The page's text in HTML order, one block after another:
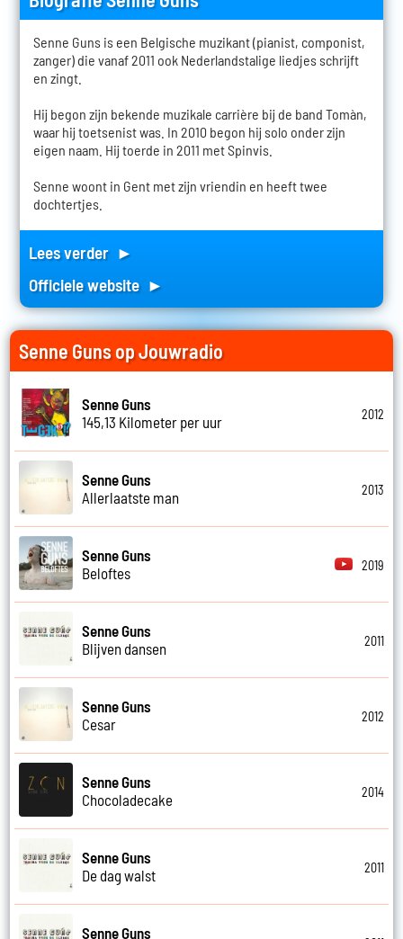
Senne Guns is een Belgische muzikant (pianist, componist,
zanger) die vanaf 2011 ook Nederlandstalige liedjes schrijft
en zingt.
Hij begon zijn bekende muzikale carrière bij de band Tomàn,
waar hij toetsenist was. In 2010 begon hij solo onder zijn
eigen naam. Hij toerde in 2011 met Spinvis.
Senne woont in Gent met zijn vriendin en heeft twee
dochtertjes.
Lees verder ►
Officiele website ►
Senne Guns op Jouwradio
Senne Guns
145,13 Kilometer per uur
2012
Senne Guns
Allerlaatste man
2013
Senne Guns
Beloftes
2019
Senne Guns
Blijven dansen
2011
Senne Guns
Cesar
2012
Senne Guns
Chocoladecake
2014
Senne Guns
De dag walst
2011
Senne Guns